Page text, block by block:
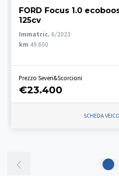
FORD Focus 1.0
125cv
Immatric. 6/2023
km 49.600
Prezzo Severi&Scorcioni
€23.400
SCHEDA